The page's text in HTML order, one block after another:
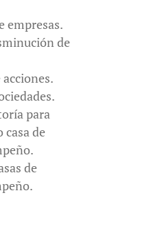
empresas.
de
para
de
de